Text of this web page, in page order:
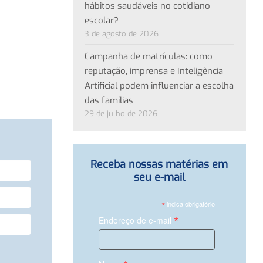
hábitos saudáveis no cotidiano
escolar?
3 de agosto de 2026
Campanha de matrículas: como
reputação, imprensa e Inteligência
Artificial podem influenciar a escolha
das famílias
29 de julho de 2026
Receba nossas matérias em
seu e-mail
* indica obrigatório
Endereço de e-mail *